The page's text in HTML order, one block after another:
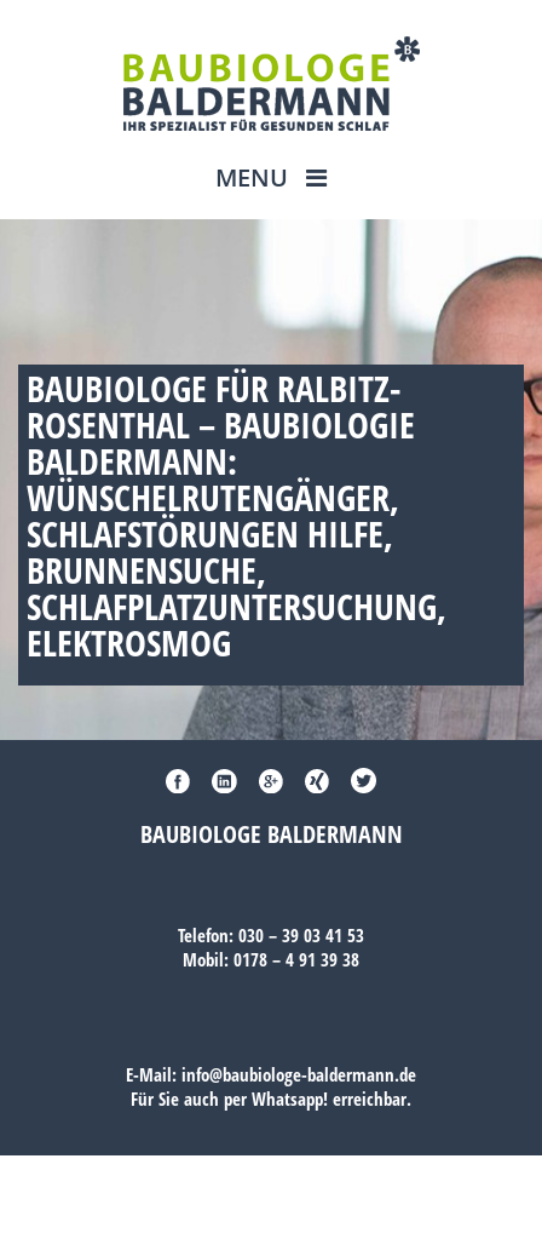
MENU
BAUBIOLOGE FÜR RALBITZ-
ROSENTHAL – BAUBIOLOGIE
BALDERMANN:
WÜNSCHELRUTENGÄNGER,
SCHLAFSTÖRUNGEN HILFE,
BRUNNENSUCHE,
SCHLAFPLATZUNTERSUCHUNG,
ELEKTROSMOG
BAUBIOLOGE BALDERMANN
Telefon: 030 – 39 03 41 53
Mobil: 0178 – 4 91 39 38
E-Mail: info@baubiologe-baldermann.de
Für Sie auch per Whatsapp! erreichbar.